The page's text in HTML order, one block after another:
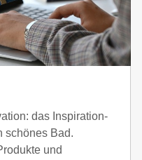
das Inspiration-
schönes Bad.
und